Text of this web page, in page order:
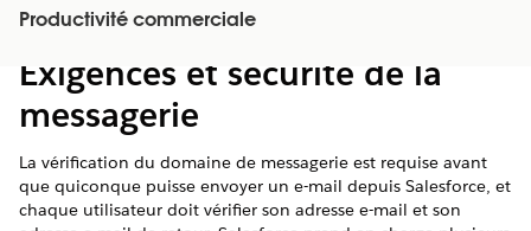
Productivité commerciale
Afficher la table des matières
Table des
Exigences et sécurité de la
messagerie
La vérification du domaine de messagerie est requise avant
que quiconque puisse envoyer un e-mail depuis Salesforce, et
chaque utilisateur doit vérifier son adresse e-mail et son